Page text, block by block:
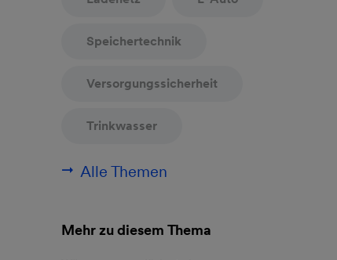
Speichertechnik
Versorgungssicherheit
Trinkwasser
Alle Themen
Mehr zu diesem Thema